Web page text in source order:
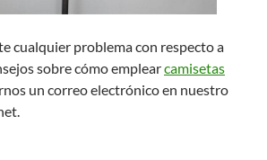
cualquier problema con respecto a
sobre cómo emplearcamisetas
un correo electrónico en nuestro